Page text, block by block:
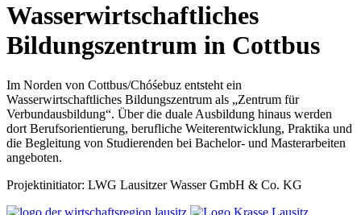
Wasserwirtschaftliches
Bildungszentrum in Cottbus
Im Norden von Cottbus/Chóśebuz entsteht ein
Wasserwirtschaftliches Bildungszentrum als „Zentrum für
Verbundausbildung“. Über die duale Ausbildung hinaus werden
dort Berufsorientierung, berufliche Weiterentwicklung, Praktika und
die Begleitung von Studierenden bei Bachelor- und Masterarbeiten
angeboten.
Projektinitiator: LWG Lausitzer Wasser GmbH & Co. KG